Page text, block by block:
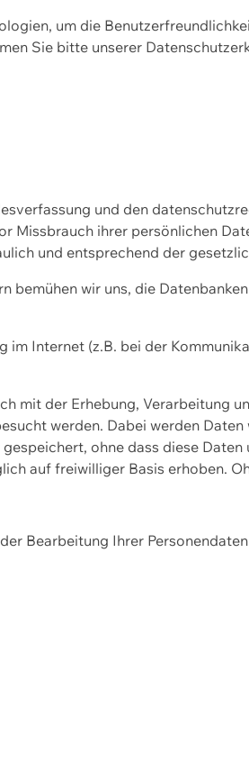
um die
Sie bitte unserer
und den
Missbrauch ihrer persönlichen
und entsprechend der
bemühen wir uns, die
im Internet (z.B. bei der
mit der Erhebung, Verarbeitung
werden. Dabei werden
ohne dass diese
auf freiwilliger Basis erhoben.
Bearbeitung Ihrer